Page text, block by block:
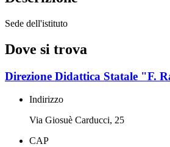
Sede dell'istituto
Dove si trova
Direzione Didattica Statale "F.
Indirizzo
Via Giosuè Carducci, 25
CAP